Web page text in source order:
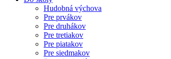
Hudobná výchova
Pre prvákov
Pre druhákov
Pre tretiakov
Pre piatakov
Pre siedmakov